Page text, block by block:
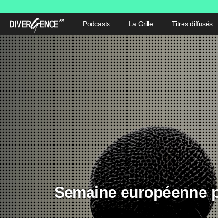
Podcasts La Grille Titres diffusés
Semaine européenne